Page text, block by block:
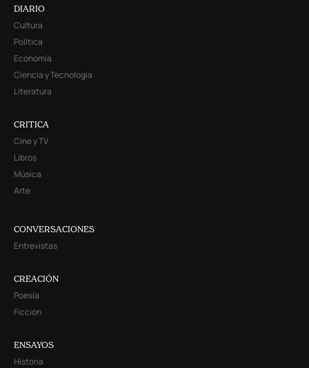
DIARIO
Cultura
Política
Economía
Ciencia y Tecnología
Literatura
CRITICA
Cine y TV
Libros
Música
Arte
CONVERSACIONES
Entrevistas
CREACIÓN
Poesía
Ficción
ENSAYOS
Historia